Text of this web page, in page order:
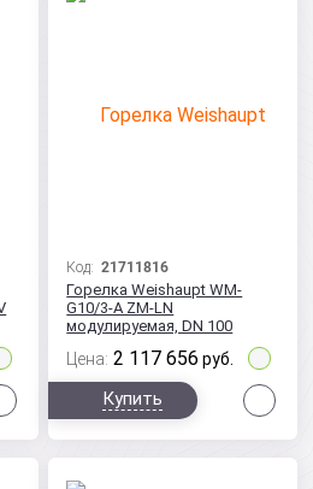
Код:21711816
Горелка Weishaupt WM-
G10/3-A ZM-LN
модулируемая, DN 100
Цена: 2 117 656 руб.
Купить